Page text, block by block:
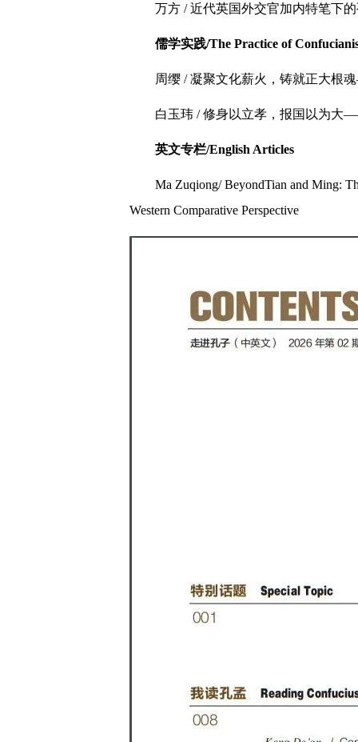
万方 / 近代英国外交官加内特笔下
儒学实践/The Practice of
周缨 / 凝聚文化薪火，铸就正大根
白玉玮 / 修身以立孝，报国以为大
英文专栏/English Articles
Ma Zuqiong/ BeyondTian and Ming:
Western Comparative Perspective